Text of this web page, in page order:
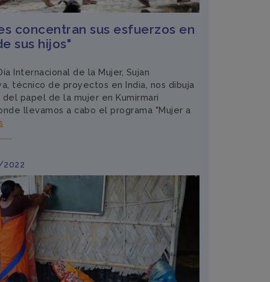
concentran sus esfuerzos en
sus hijos"
Internacional de la Mujer, Sujan
técnico de proyectos en India, nos dibuja
del papel de la mujer en Kumirmari
llevamos a cabo el programa "Mujer a
2022